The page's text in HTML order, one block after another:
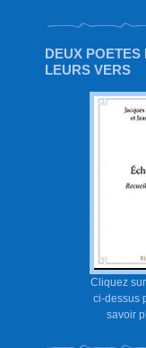
DEUX POETES
LEURS VERS
Cliquez
ci-dessus
savoir